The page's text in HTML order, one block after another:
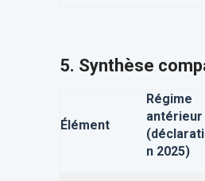
5. Synthèse
Élément
Régime
antérieur
n 2025)